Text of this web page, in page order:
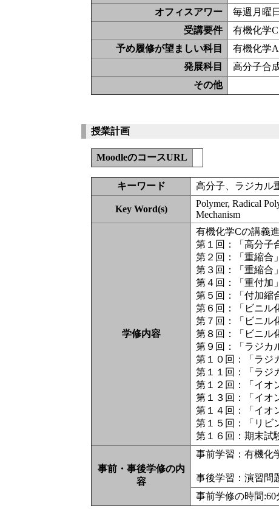
オフィスアワー
毎週月曜
受講要件
有機化学
予め履修が望ましい科目
有機化学
発展科目
高分子合
その他
授業計画
MoodleのコースURL
キーワード 高分子、ラジカル
Key Word(s)
Polymer, Radical
Mechanism
学修内容
有機化学Cの講義
第１回：「高分子
第２回：「重縮合
第３回：「重縮合
第４回：「重付加
第５回：「付加縮
第６回：「ビニル
第７回：「ビニル
第８回：「ビニル
第９回：「ラジカ
第１０回：「ラジ
第１１回：「ラジ
第１２回：「イオ
第１３回：「イオ
第１４回：「イオ
第１５回：「リビ
第１６回：期末試
事前・事後学修の内
容
事前学習：有機化
事後学習：演習問
事前学修の時間